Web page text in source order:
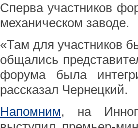
Сперва участников
механическом заводе.
«Там для участников
общались
форума была
рассказал Чернецкий.
Напомним, на